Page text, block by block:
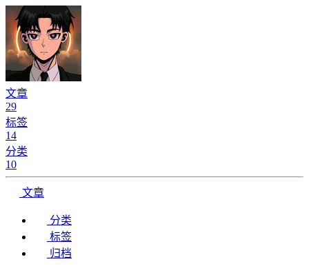
文章
29
标签
14
分类
10
文章
分类
标签
归档